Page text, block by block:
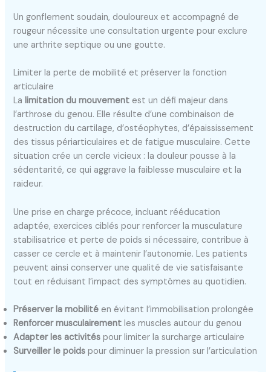
Un gonflement soudain, douloureux et accompagné de
rougeur nécessite une consultation urgente pour exclure
une arthrite septique ou une goutte.
Limiter la perte de mobilité et préserver la fonction
articulaire
Lalimitation du mouvement est un défi majeur dans
l’arthrose du genou. Elle résulte d’une combinaison de
destruction du cartilage, d’ostéophytes, d’épaississement
des tissus périarticulaires et de fatigue musculaire. Cette
situation crée un cercle vicieux : la douleur pousse à la
sédentarité, ce qui aggrave la faiblesse musculaire et la
raideur.
Une prise en charge précoce, incluant rééducation
adaptée, exercices ciblés pour renforcer la musculature
stabilisatrice et perte de poids si nécessaire, contribue à
casser ce cercle et à maintenir l’autonomie. Les patients
peuvent ainsi conserver une qualité de vie satisfaisante
tout en réduisant l’impact des symptômes au quotidien.
Préserver la mobilité en évitant l’immobilisation prolongée
Renforcer musculairement les muscles autour du genou
Adapter les activités pour limiter la surcharge articulaire
Surveiller le poids pour diminuer la pression sur l’articulation